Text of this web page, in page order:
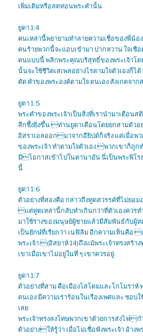
เพิ่มเติมหรือลดทอนพระคำนั้น
ยูดา 1:4
คนเหล่านี้พยายามทำลายความเชื่อของพี่น้อ
คนร้ายพวกนี้จะแอบเข้ามา ปากหวาน ใจเชื
คนแบบนี้ พลิกพระคุณบริสุทธิ์ของพระเจ้าโด
นั้นจะใช้ชีวิตเสเพลอย่างไรตามใจตัวเองก็ไ
ตัด คำของพระองค์ตามใจ ตนเอง สังเกตจาก
ยูดา 1:5
พระคำของพระเจ้าเป็นสิ่งที่เรานำมาเตือน
ลึกซึ้งยิ่งขึ้น ท่านยูดาเตือนโดยยกสามตัวอ
อิสราเอลออกมาจากอียิปต์ก็จริง แต่เมื่อพ
ของพระเจ้า ทำตามใจตัวเอง พวกเขาก็ถู
มีโอกาสเข้าไปในคานาอัน นี่เป็นพระพิโร
นี้
ยูดา 1:6
ตัวอย่างที่สองคือ กล่าวถึงทูตสวรรค์ที่ไม่ยอม
แต่ทูตเหล่านี้กลับทำเกินกว่าที่ตัวเองควรท
มาใช้ร่างของมนุษย์ผู้ชายแล้วมีสัมพันธ์กับผู้ห
เป็นยักษ์ที่เรียกว่า เนฟิลิม อีกความเห็นคือ
พระเจ้า (อิสยาห์ 14)ถึงแม้พระเจ้าทรงสร้า
เขาเมื่อเขาไม่อยู่ในที่ ๆ เขาควรอยู่
ยูดา 1:7
ตัวอย่างที่สาม คือเมืองโสโดมและโกโมราห์
ตนเอง มีความเร่าร้อนในเรื่องเพศและ ชอบ
เลย
พระเจ้าทรงลงโทษพวกเขาด้วยการส่งไฟก
ตัวอย่างให้รู้ว่า เมื่อไม่เชื่อฟังพระเจ้า อ้า